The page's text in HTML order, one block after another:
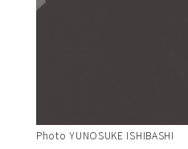
Photo YUNOSUKE ISHIBASHI